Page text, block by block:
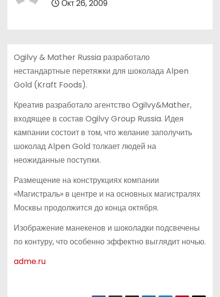
Окт 26, 2009
Ogilvy & Mather Russia разработало
нестандартные перетяжки для шоколада Alpen
Gold (Kraft Foods).
Креатив разработало агентство Ogilvy&Mather,
входящее в состав Ogilvy Group Russia. Идея
кампании состоит в том, что желание заполучить
шоколад Alpen Gold толкает людей на
неожиданные поступки.
Размещение на конструкциях компании
«Магистраль» в центре и на основных магистралях
Москвы продолжится до конца октября.
Изображение манекенов и шоколадки подсвечены
по контуру, что особенно эффектно выглядит ночью.
adme.ru